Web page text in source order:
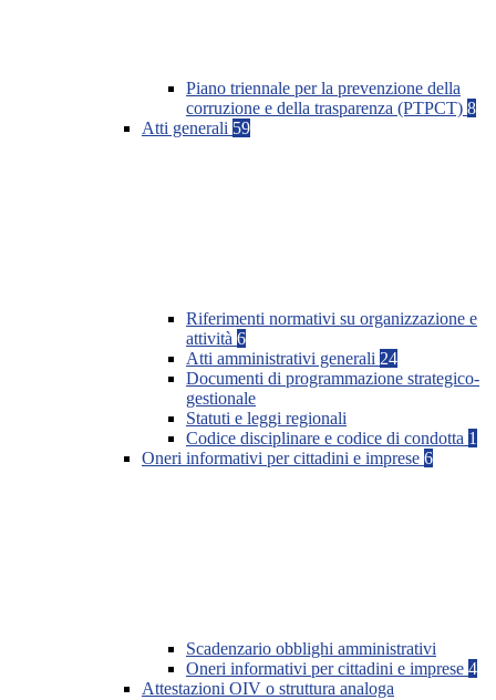
Piano triennale per la prevenzione della
corruzione e della trasparenza (PTPCT) 8
Atti generali 59
Riferimenti normativi su organizzazione e
attività 6
Atti amministrativi generali 24
Documenti di programmazione strategico-
gestionale
Statuti e leggi regionali
Codice disciplinare e codice di condotta 1
Oneri informativi per cittadini e imprese 6
Scadenzario obblighi amministrativi
Oneri informativi per cittadini e imprese 4
Attestazioni OIV o struttura analoga